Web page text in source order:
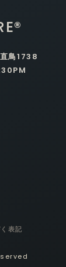
鳥1738
表記